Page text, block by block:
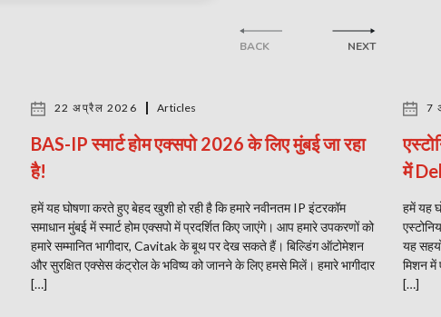
BACK
22 अप्रैल 2026 Articles
BAS-IP स्मार्ट होम एक्सपो 2026 के लिए मुंबई जा रहा
है!
हमें यह घोषणा करते हुए बेहद खुशी हो रही है कि हमारे नवीनतम IP इंटरकॉम
समाधान मुंबई में स्मार्ट होम एक्सपो में प्रदर्शित किए जाएंगे। आप हमारे उपकरणों को
हमारे सम्मानित भागीदार, Cavitak के बूथ पर देख सकते हैं। बिल्डिंग ऑटोमेशन
और सुरक्षित एक्सेस कंट्रोल के भविष्य को जानने के लिए हमसे मिलें। हमारे भागीदार
[…]
7
में
हमें यह
यह
मिशन में
[…]
NEXT